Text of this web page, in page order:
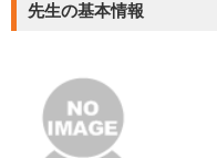
先生の基本情報